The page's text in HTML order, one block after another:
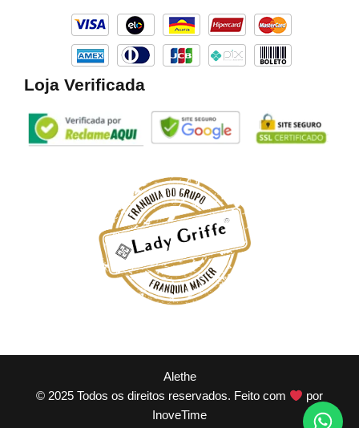
a
m
Loja Verificada
Alethe
© 2025 Todos os direitos reservados. Feito com
por
InoveTime